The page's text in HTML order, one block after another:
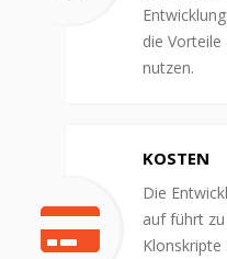
die
nutzen.
KOSTEN
Die
auf führt
Klonskripte